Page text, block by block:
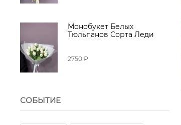
Монобукет Белых
Тюльпанов Сорта Леди
2750 ₽
СОБЫТИЕ